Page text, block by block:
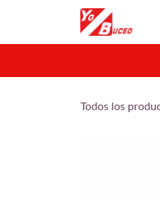
Todos los